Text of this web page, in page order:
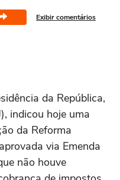
Exibir comentários
da República,
indicou hoje uma
da Reforma
via Emenda
não houve